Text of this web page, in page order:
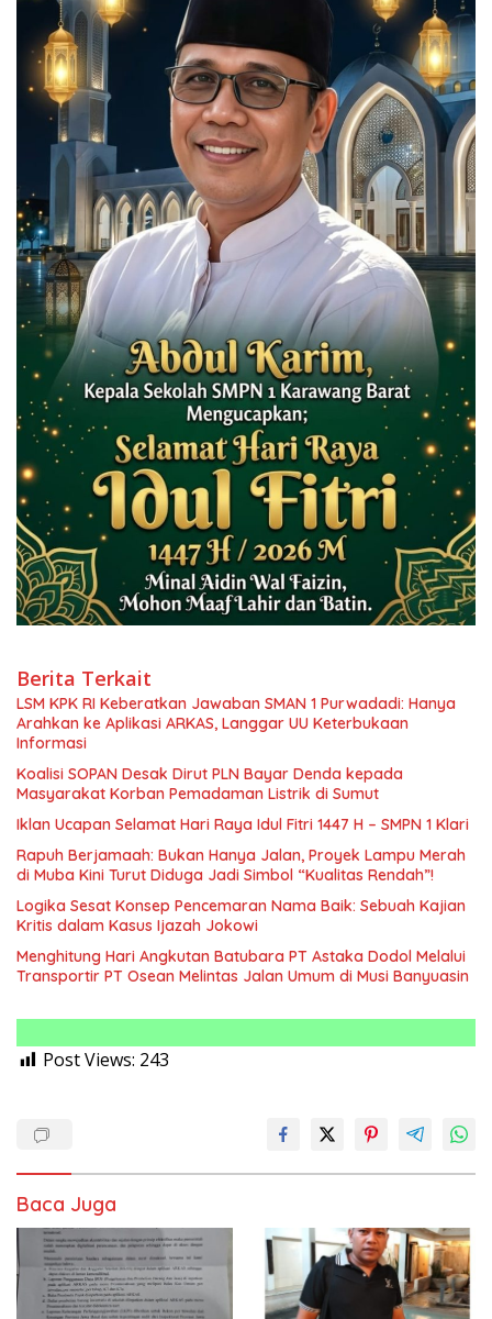
Berita Terkait
LSM KPK RI Keberatkan Jawaban SMAN 1 Purwadadi: Hanya
Arahkan ke Aplikasi ARKAS, Langgar UU Keterbukaan
Informasi
Koalisi SOPAN Desak Dirut PLN Bayar Denda kepada
Masyarakat Korban Pemadaman Listrik di Sumut
Iklan Ucapan Selamat Hari Raya Idul Fitri 1447 H – SMPN 1 Klari
Rapuh Berjamaah: Bukan Hanya Jalan, Proyek Lampu Merah
di Muba Kini Turut Diduga Jadi Simbol “Kualitas Rendah”!
Logika Sesat Konsep Pencemaran Nama Baik: Sebuah Kajian
Kritis dalam Kasus Ijazah Jokowi
Menghitung Hari Angkutan Batubara PT Astaka Dodol Melalui
Transportir PT Osean Melintas Jalan Umum di Musi Banyuasin
Post Views: 243
Baca Juga